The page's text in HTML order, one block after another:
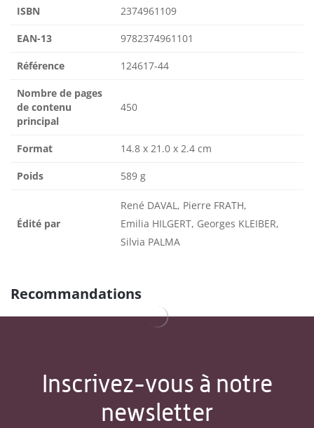
ISBN 2374961109
EAN-13 9782374961101
Référence 124617-44
Nombre de pages
de contenu
principal
450
Format 14.8 x 21.0 x 2.4 cm
Poids 589 g
Édité par
René DAVAL, Pierre FRATH,
Emilia HILGERT, Georges KLEIBER,
Silvia PALMA
Recommandations
Inscrivez-vous à notre
newsletter